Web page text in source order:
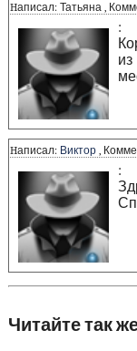
Hаписал: Татьяна ,
:
Hаписал: Виктор,
:
Читайте так